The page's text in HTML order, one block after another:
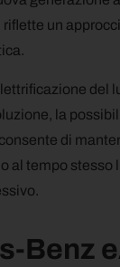
un
del
la
di
al tempo stesso
Benz